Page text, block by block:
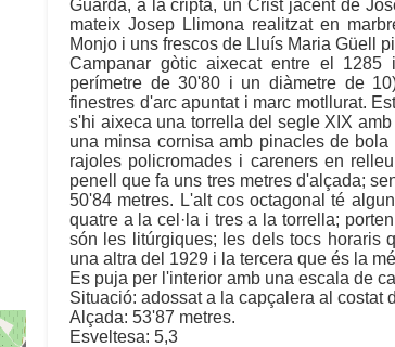
Guarda, a la cripta, un Crist jacent de
mateix Josep Llimona realitzat en
Monjo i uns frescos de Lluís Maria Güell
Campanar gòtic aixecat entre el
perímetre de 30'80 i un diàmetre de
finestres d'arc apuntat i marc motllurat.
s'hi aixeca una torrella del segle XIX
una minsa cornisa amb pinacles de
rajoles policromades i careners en
penell que fa uns tres metres d'alçada;
50'84 metres. L'alt cos octagonal té
quatre a la cel·la i tres a la torrella;
són les litúrgiques; les dels tocs horaris
una altra del 1929 i la tercera que és la
Es puja per l'interior amb una escala de
Situació: adossat a la capçalera al costat
Alçada: 53'87 metres.
Esveltesa: 5,3